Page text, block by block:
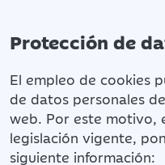
Protección de
El empleo de cookies
de datos personales
web. Por este motivo,
legislación vigente,
siguiente información: